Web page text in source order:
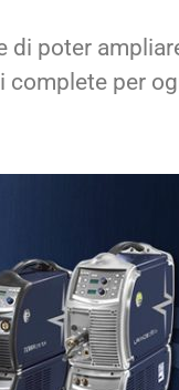
di poter
per